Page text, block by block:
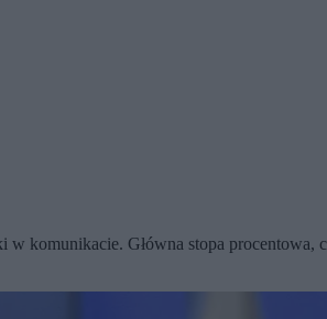
komunikacie. Główna stopa procentowa,